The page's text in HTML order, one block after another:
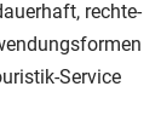
rechte-
Service